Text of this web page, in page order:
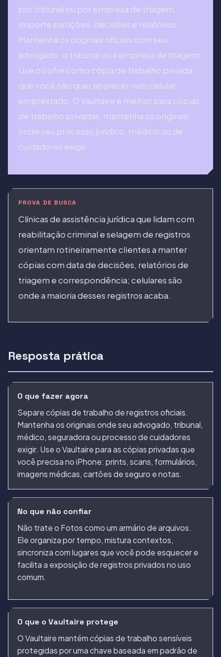
por tribunal ou por empresa de triagem.
Importe petições, decisões e relatórios.
Mantenha os originais oficiais com seu
advogado, o tribunal ou a empresa de triagem.
Use o cofre como cópia de trabalho privada
que você não quer aparecer num celular
emprestado. O Vaultaire é melhor para cópias
de trabalho privadas; mantenha os originais
onde seu processo jurídico, médico ou de
cuidadores exigir.
PROVA DE BUSCA
Clínicas de assistência jurídica que lidam com
reabilitação criminal e selagem de registros
orientam rotineiramente clientes a manter
cópias com data de decisões, relatórios de
triagem e correspondência; celulares são
onde a maioria desses registros acaba.
Resposta prática
O que fazer agora
Separe cópias de trabalho de registros oficiais.
Mantenha os originais onde seu advogado, tribunal,
médico, seguradora ou processo de cuidadores
exigir. Use o Vaultaire para as cópias privadas que
você precisa no iPhone: prints, scans, formulários,
imagens médicas, cartões de seguro e notas.
No que não confiar
Não trate o Fotos como um armário de arquivos.
Ele organiza por tempo, mistura contextos,
sincroniza com lugares que você pode esquecer e
facilita a exposição de registros privados no uso
comum.
O que o Vaultaire protege
O Vaultaire mantém cópias de trabalho sensíveis
protegidas por uma chave baseada em padrão de